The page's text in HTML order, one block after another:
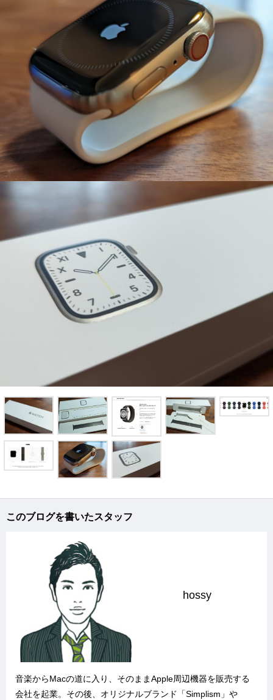
このブログを書いたスタッフ
hossy
音楽からMacの道に入り、そのままApple周辺機器を販売する
会社を起業。その後、オリジナルブランド「Simplism 」や